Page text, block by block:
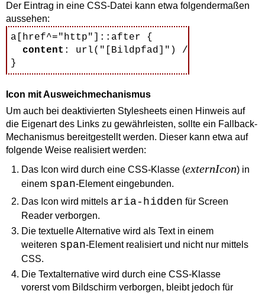
Der Eintrag in eine CSS-Datei kann etwa folgendermaßen
aussehen:
a[href^="http"]:: after {
content : url("[Bildpfad]") / "
Icon mit Ausweichmechanismus
Um auch bei deaktivierten Stylesheets einen Hinweis auf
die Eigenart des Links zu gewährleisten, sollte ein Fallback-
Mechanismus bereitgestellt werden. Dieser kann etwa auf
folgende Weise realisiert werden:
Das Icon wird durch eine CSS-Klasse (externIcon) in
einem span-Element eingebunden.
Das Icon wird mittels aria-hidden für Screen
Reader verborgen.
Die textuelle Alternative wird als Text in einem
weiteren span-Element realisiert und nicht nur mittels
CSS.
Die Textalternative wird durch eine CSS-Klasse
vorerst vom Bildschirm verborgen, bleibt jedoch für